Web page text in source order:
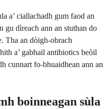
a’ ciallachadh gum faod an
gu dìreach ann an stuthan do
Tha an dòigh-obrach
a’ gabhail antibiotics beòil
cunnart fo-bhuaidhean ann an
boinneagan sùla